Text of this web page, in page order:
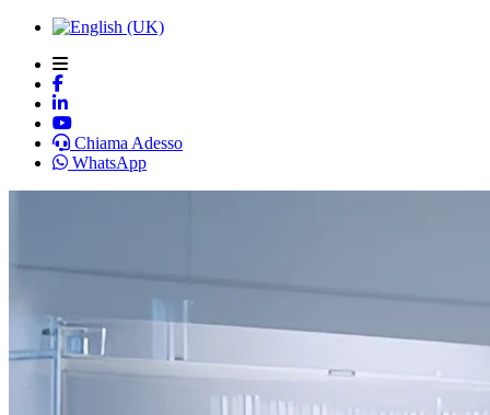
Chiama Adesso
WhatsApp